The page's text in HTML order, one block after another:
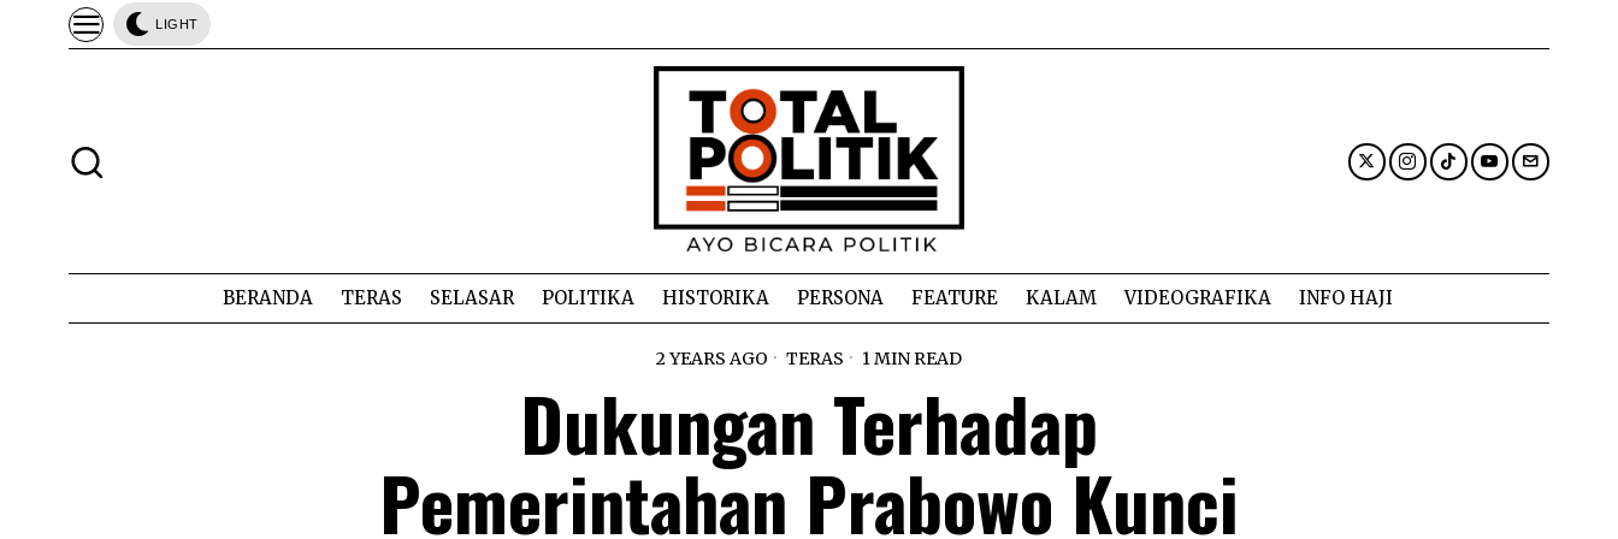
LIGHT
BERANDA TERAS SELASAR POLITIKA HISTORIKA PERSONA FEATURE KALAM VIDEOGRAFIKA INFO HAJI
2 YEARS AGO TERAS 1 MIN READ
Dukungan Terhadap
Pemerintahan Prabowo Kunci